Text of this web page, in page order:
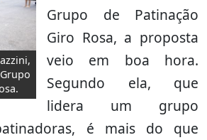
Grupo de Patinação
Giro Rosa, a proposta
veio em boa hora.
Segundo ela, que
lidera um grupo
é mais do que